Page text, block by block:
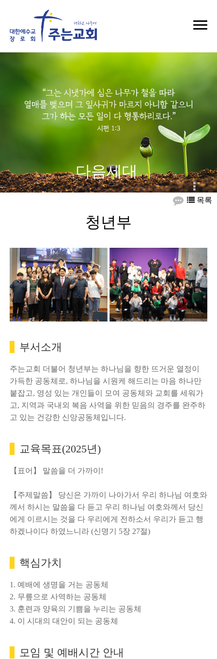
다음세대
청년부
부서소개
주는교회 더불어 청년부는 하나님을 향한 뜨거운 열정이
가득한 공동체로, 하나님을 시원케 해드리는 마음 하나만
붙잡고, 영성 있는 개인들이 모여 공동체와 교회를 세워가
고, 지역과 국내외 복음 사역을 위한 믿음의 경주를 완주하
고 있는 건강한 신앙공동체입니다.
교육목표(2025년)
【표어】 말씀을 더 가까이!
【주제말씀】 당신은 가까이 나아가서 우리 하나님 여호와
께서 하시는 말씀을 다 듣고 우리 하나님 여호와께서 당신
에게 이르시는 것을 다 우리에게 전하소서 우리가 듣고 행
하겠나이다 하였느니라 (신명기 5장 27절)
핵심가치
1. 예배에 생명을 거는 공동체
2. 무릎으로 사역하는 공동체
3. 훈련과 양육의 기쁨을 누리는 공동체
4. 이 시대의 대안이 되는 공동체
모임 및 예배시간 안내
목록